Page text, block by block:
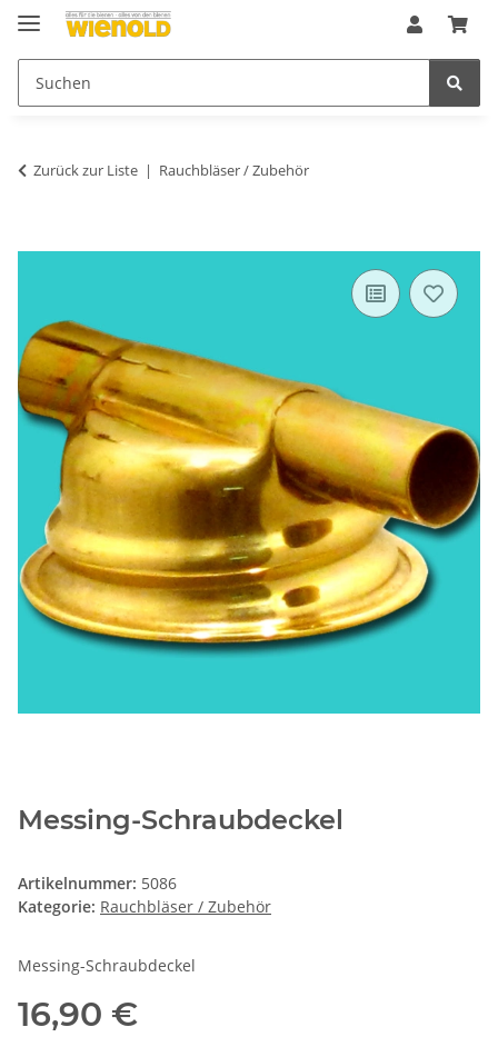
Zurück zur Liste Rauchbläser / Zubehör
Messing-Schraubdeckel
Artikelnummer: 5086
Kategorie: Rauchbläser / Zubehör
Messing-Schraubdeckel
16,90 €